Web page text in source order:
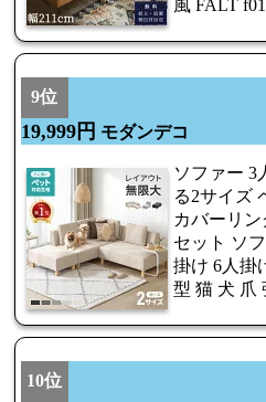
風 FALT
9位
19,999円 モダンデコ
ソファー 3
る2サイズ
カバーリ
セット ソ
掛け 6人掛
型 猫 犬 爪
10位